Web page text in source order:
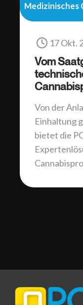
Medizinisches
17 Okt.
Vom
Von der
Einhaltung
bietet die